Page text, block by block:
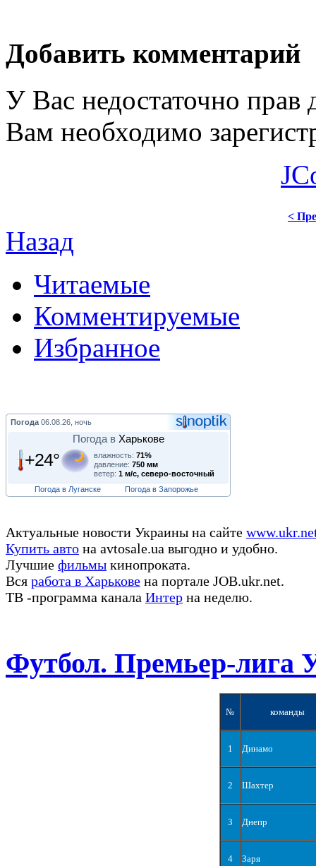
Добавить комментарий
У Вас недостаточно прав
Вам необходимо
<
Назад
Читаемые
Комментируемые
Избранное
Погода 06.08.26, ночь
Погода в Харькове
+24° влажность: 71%
давление: 750 мм
ветер: 1 м/с, северо-восточный
Погода в Луганске
Погода в Запорожье
Актуальные новости Украины на сайте
Купить авто на avtosale.ua выгодно и удобно.
Лучшие фильмы кинопроката.
Вся работа в Харькове на портале JOB.ukr.net.
ТВ -программа канала Интер на неделю.
Футбол. Премьер-лига
№ команды
1 Динамо
2 Шахтер
3 Днепр
4 Заря